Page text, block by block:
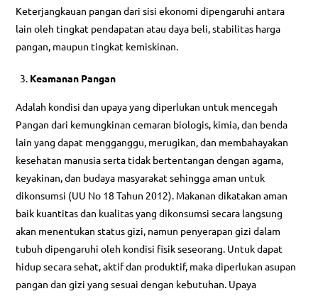
Keterjangkauan pangan dari sisi ekonomi dipengaruhi antara
lain oleh tingkat pendapatan atau daya beli, stabilitas harga
pangan, maupun tingkat kemiskinan.
Keamanan Pangan
Adalah kondisi dan upaya yang diperlukan untuk mencegah
Pangan dari kemungkinan cemaran biologis, kimia, dan benda
lain yang dapat mengganggu, merugikan, dan membahayakan
kesehatan manusia serta tidak bertentangan dengan agama,
keyakinan, dan budaya masyarakat sehingga aman untuk
dikonsumsi (UU No 18 Tahun 2012). Makanan dikatakan aman
baik kuantitas dan kualitas yang dikonsumsi secara langsung
akan menentukan status gizi, namun penyerapan gizi dalam
tubuh dipengaruhi oleh kondisi fisik seseorang. Untuk dapat
hidup secara sehat, aktif dan produktif, maka diperlukan asupan
pangan dan gizi yang sesuai dengan kebutuhan. Upaya